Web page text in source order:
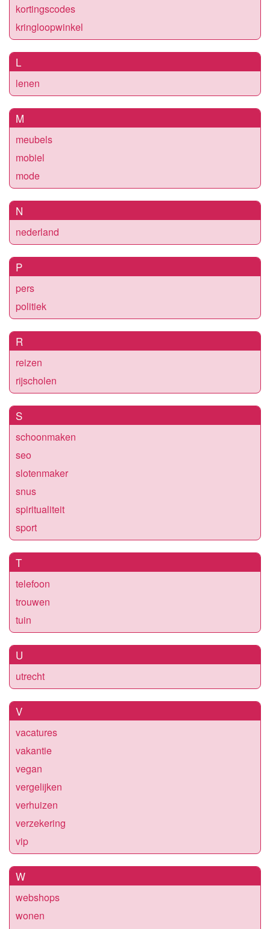
kortingscodes
kringloopwinkel
L
lenen
M
meubels
mobiel
mode
N
nederland
P
pers
politiek
R
reizen
rijscholen
S
schoonmaken
seo
slotenmaker
snus
spiritualiteit
sport
T
telefoon
trouwen
tuin
U
utrecht
V
vacatures
vakantie
vegan
vergelijken
verhuizen
verzekering
vip
W
webshops
wonen